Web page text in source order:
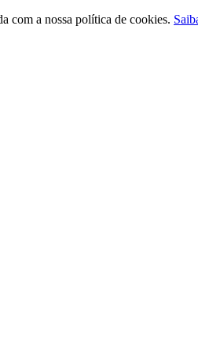
com a nossa política de cookies.